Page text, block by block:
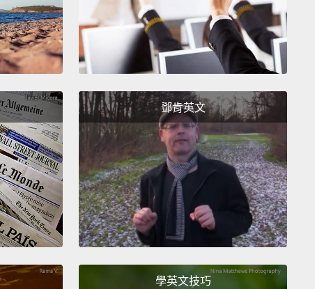
，或是62.14英里，只要3.9秒。這輛奧迪Quattro概念
新革命性階段的Quattro固定四輪驅動系統去傳輸動力
of the coupe is reduced and clean. The
is very slender and seems to float over the
center console.Awaiting the two occupants are
bucket seats, developed with a goal of lightweight
of the forefront.The classic driver orientation of
is typical Audi.
的內裝是精簡且乾淨的。儀錶板是很修長的，看起來
分開的中央控制器上面。等著兩位車主的是，為了輕
而設計的華麗金邊裝飾賽車桶座。經典駕駛導向而設
鄧肯英文
學英文技巧